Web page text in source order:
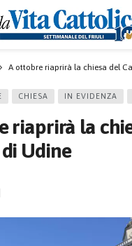
A ottobre riaprirà la chiesa del
CHIESA IN EVIDENZA
riaprirà la
Udine